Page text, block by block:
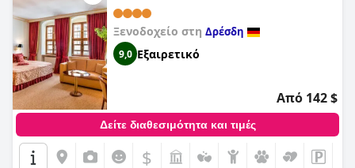
ιδιαίτερα προτεινόμενο ξενοδοχείο για όσους αναζητούν μια
πολυτελή και κομψή εμπειρία στη Δρέσδη.
Ξενοδοχείο στη Δρέσδη
9,0 Εξαιρετικό
Από 142 $
Δείτε διαθεσιμότητα και τιμές
$